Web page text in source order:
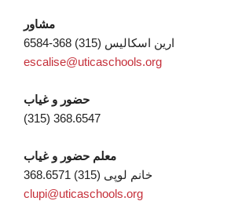
مشاور
ارین اسکالیس (315) 368-6584
escalise@uticaschools.org
حضور و غیاب
(315) 368.6547
معلم حضور و غیاب
خانم لوپی (315) 368.6571
clupi@uticaschools.org